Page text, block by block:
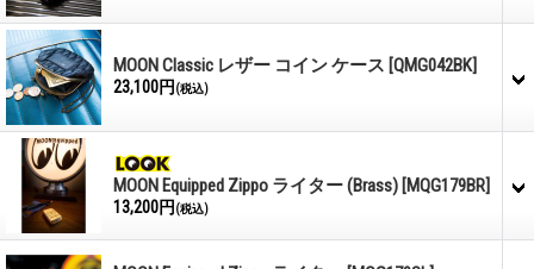
MOON Classic レザー コイン ケース [QMG042BK]
23,100円(税込)
MOON Equipped Zippo ライター (Brass) [MQG179BR]
13,200円(税込)